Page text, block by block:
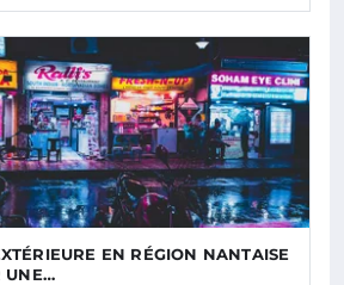
EN RÉGION NANTAISE
UNE…